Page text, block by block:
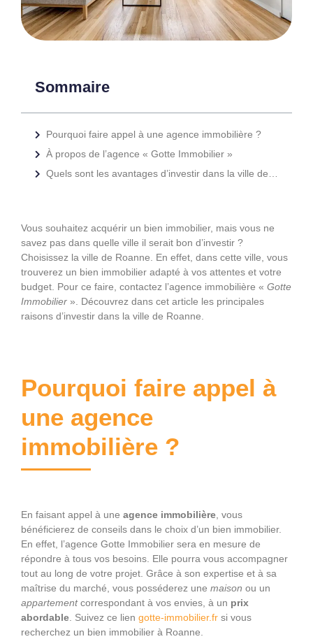
Sommaire
Pourquoi faire appel à une agence immobilière ?
À propos de l’agence « Gotte Immobilier »
Vous souhaitez acquérir un bien immobilier, mais vous ne
savez pas dans quelle ville il serait bon d’investir ?
Choisissez la ville de Roanne. En effet, dans cette ville, vous
trouverez un bien immobilier adapté à vos attentes et votre
budget. Pour ce faire, contactez l’agence immobilière « Gotte
Immobilier ». Découvrez dans cet article les principales
raisons d’investir dans la ville de Roanne.
Pourquoi faire appel à
une agence
immobilière ?
En faisant appel à une agence immobilière , vous
bénéficierez de conseils dans le choix d’un bien immobilier.
En effet, l’agence Gotte Immobilier sera en mesure de
répondre à tous vos besoins. Elle pourra vous accompagner
tout au long de votre projet. Grâce à son expertise et à sa
maîtrise du marché, vous posséderez une maison ou un
appartementcorrespondant à vos envies, à un prix
abordable . Suivez ce lien gotte-immobilier.fr si vous
recherchez un bien immobilier à Roanne.